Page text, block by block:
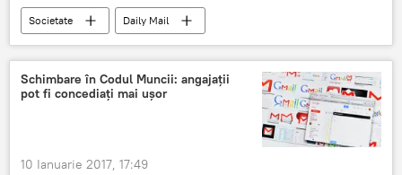
Societate Daily Mail
Schimbare în Codul Muncii: angajaţii
pot fi concediaţi mai uşor
10 Ianuarie 2017, 17:49